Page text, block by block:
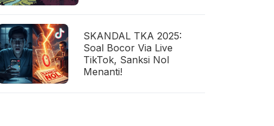
SKANDAL TKA 2025:
Soal Bocor Via Live
TikTok, Sanksi Nol
Menanti!